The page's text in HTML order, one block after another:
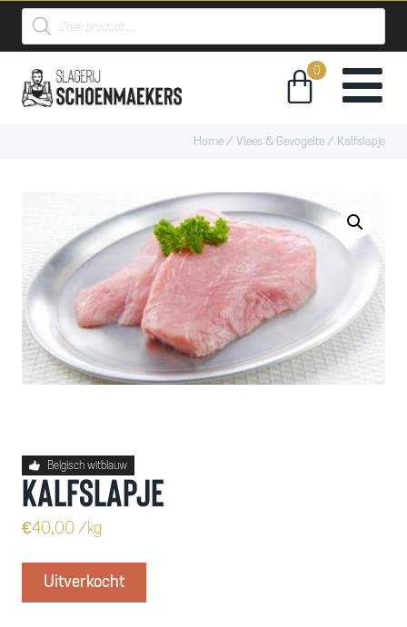
Home/ Vlees & Gevogelte/ Kalfslapje
Belgisch witblauw
Kalfslapje
€40,00 /kg
Uitverkocht